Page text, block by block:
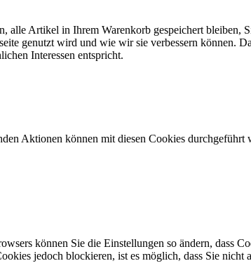
alle Artikel in Ihrem Warenkorb gespeichert bleiben,
genutzt wird und wie wir sie verbessern können.
Interessen entspricht.
Aktionen können mit diesen Cookies durchgeführt
können Sie die Einstellungen so ändern, dass
jedoch blockieren, ist es möglich, dass Sie nicht